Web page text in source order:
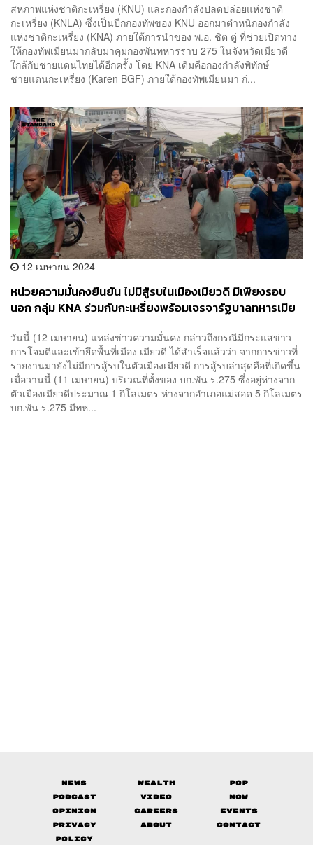
สหภาพแห่งชาติกะเหรี่ยง (KNU) และกองกำลังปลดปล่อยแห่งชาติ
กะเหรี่ยง (KNLA) ซึ่งเป็นปีกกองทัพของ KNU ออกมาตำหนิกองกำลัง
แห่งชาติกะเหรี่ยง (KNA) ภายใต้การนำของ พ.อ. ชิต ตู่ ที่ช่วยเปิดทาง
ให้กองทัพเมียนมากลับมาคุมกองพันทหารราบ 275 ในจังหวัดเมียวดี
ใกล้กับชายแดนไทยได้อีกครั้ง โดย KNA เดิมคือกองกำลังพิทักษ์
ชายแดนกะเหรี่ยง (Karen BGF) ภายใต้กองทัพเมียนมา ก่...
12 เมษายน 2024
หน่วยความมั่นคงยืนยัน ไม่มีสู้รบในเมืองเมียวดี มีเพียงรอบ
นอก กลุ่ม KNA ร่วมกับกะเหรี่ยงพร้อมเจรจารัฐบาลทหารเมีย
วันนี้ (12 เมษายน) แหล่งข่าวความมั่นคง กล่าวถึงกรณีมีกระแสข่าว
การโจมตีและเข้ายึดพื้นที่เมือง เมียวดี ได้สำเร็จแล้วว่า จากการข่าวที่
รายงานมายังไม่มีการสู้รบในตัวเมืองเมียวดี การสู้รบล่าสุดคือที่เกิดขึ้น
เมื่อวานนี้ (11 เมษายน) บริเวณที่ตั้งของ บก.พัน ร.275 ซึ่งอยู่ห่างจาก
ตัวเมืองเมียวดีประมาณ 1 กิโลเมตร ห่างจากอำเภอแม่สอด 5 กิโลเมตร
บก.พัน ร.275 มีทห...
News Wealth
Pop
Podcast
Video
Now
Opinion
Careers
Events
Privacy
Policy
About Contact